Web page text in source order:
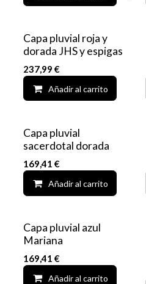
Capa pluvial roja y
dorada JHS y espigas
237,99 €
Añadir al carrito
Capa pluvial
sacerdotal dorada
169,41 €
Añadir al carrito
Capa pluvial azul
Mariana
169,41 €
Añadir al carrito